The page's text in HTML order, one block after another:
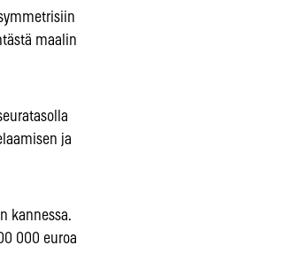
maalin
ja
kannessa.
000 euroa